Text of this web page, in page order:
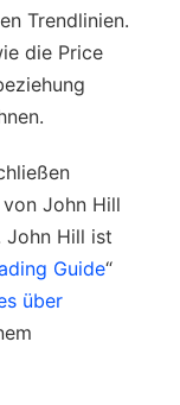
Trendlinien.
die Price
John Hill
John Hill ist
Guide“
über